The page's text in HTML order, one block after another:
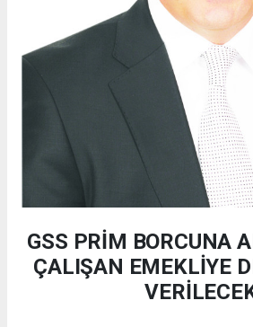
GSS PRİM BORCUNA
ÇALIŞAN EMEKLİYE